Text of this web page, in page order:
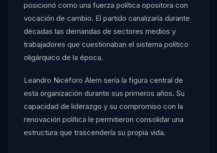
posicionó como una fuerza política opositora con
vocación de cambio. El partido canalizaría durante
décadas las demandas de sectores medios y
trabajadores que cuestionaban el sistema político
oligárquico de la época.
Leandro Nicéforo Alem sería la figura central de
esta organización durante sus primeros años. Su
capacidad de liderazgo y su compromiso con la
renovación política le permitieron consolidar una
estructura que trascendería su propia vida.